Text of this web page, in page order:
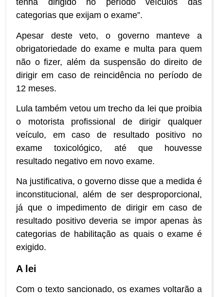
tenha dirigido no período veículos das
categorias que exijam o exame”.
Apesar deste veto, o governo manteve a
obrigatoriedade do exame e multa para quem
não o fizer, além da suspensão do direito de
dirigir em caso de reincidência no período de
12 meses.
Lula também vetou um trecho da lei que proibia
o motorista profissional de dirigir qualquer
veículo, em caso de resultado positivo no
exame toxicológico, até que houvesse
resultado negativo em novo exame.
Na justificativa, o governo disse que a medida é
inconstitucional, além de ser desproporcional,
já que o impedimento de dirigir em caso de
resultado positivo deveria se impor apenas às
categorias de habilitação as quais o exame é
exigido.
A lei
Com o texto sancionado, os exames voltarão a